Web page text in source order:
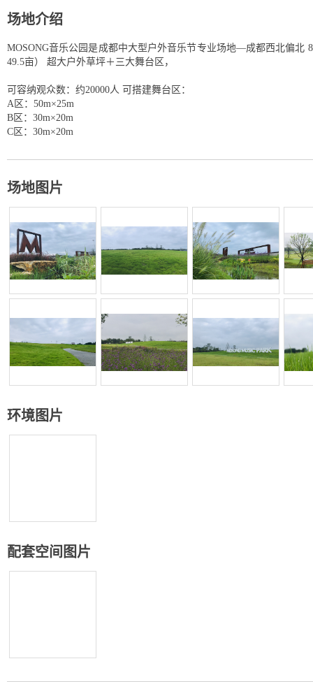
场地介绍
MOSONG音乐公园是成都中大型户外音乐节专业场地—成都西北偏北
49.5亩） 超大户外草坪＋三大舞台区，
可容纳观众数：约20000人 可搭建舞台区：
A区：50m×25m
B区：30m×20m
C区：30m×20m
场地图片
环境图片
配套空间图片